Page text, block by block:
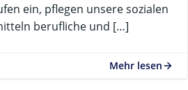
ein, pflegen unsere sozialen
berufliche und […]
Mehr lesen